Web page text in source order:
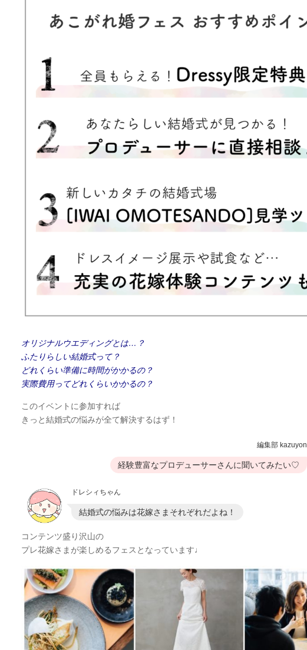
オリジナルウエディングとは…？
ふたりらしい結婚式って？
どれくらい準備に時間がかかるの？
実際費用ってどれくらいかかるの？
このイベントに参加すれば
きっと結婚式の悩みが全て解決するはず！
編集部 kazuyon
経験豊富なプロデューサーさんに聞いてみたい♡
ドレシィちゃん
結婚式の悩みは花嫁さまそれぞれだよね！
コンテンツ盛り沢山の
プレ花嫁さまが楽しめるフェスとなっています♩